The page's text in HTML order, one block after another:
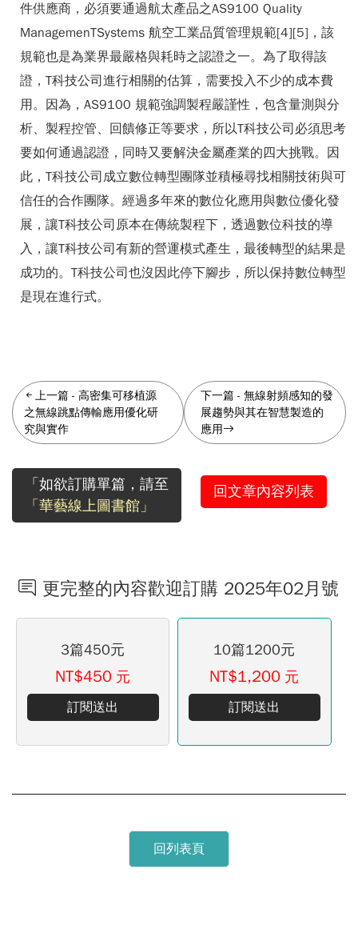
件供應商，必須要通過航太產品之AS9100 Quality
ManagemenTSystems 航空工業品質管理規範[4][5]，該
規範也是為業界最嚴格與耗時之認證之一。為了取得該
證，T科技公司進行相關的估算，需要投入不少的成本費
用。因為，AS9100 規範強調製程嚴謹性，包含量測與分
析、製程控管、回饋修正等要求，所以T科技公司必須思考
要如何通過認證，同時又要解決金屬產業的四大挑戰。因
此，T科技公司成立數位轉型團隊並積極尋找相關技術與可
信任的合作團隊。經過多年來的數位化應用與數位優化發
展，讓T科技公司原本在傳統製程下，透過數位科技的導
入，讓T科技公司有新的營運模式產生，最後轉型的結果是
成功的。T科技公司也沒因此停下腳步，所以保持數位轉型
是現在進行式。
上一篇 - 高密集可移植源
之無線跳點傳輸應用優化研
究與實作
下一篇 -無線射頻感知的發
展趨勢與其在智慧製造的
應用
「如欲訂購單篇，請至
「華藝線上圖書館」
回文章內容列表
更完整的內容歡迎訂購 2025年02月號
3篇450元
NT$450 元
訂閱送出
10篇1200元
NT$1,200 元
訂閱送出
回列表頁